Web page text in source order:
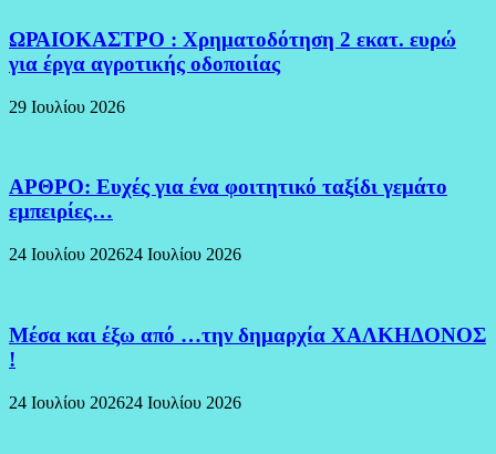
ΩΡΑΙΟΚΑΣΤΡΟ : Χρηματοδότηση 2 εκατ. ευρώ
για έργα αγροτικής οδοποιίας
29 Ιουλίου 2026
ΑΡΘΡΟ: Ευχές για ένα φοιτητικό ταξίδι γεμάτο
εμπειρίες…
24 Ιουλίου 202624 Ιουλίου 2026
Μέσα και έξω από …την δημαρχία ΧΑΛΚΗΔΟΝΟΣ
!
24 Ιουλίου 202624 Ιουλίου 2026